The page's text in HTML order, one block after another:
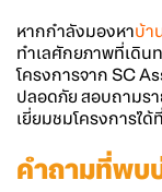
หากกำลังมองหาบ้า
ทำเลศักยภาพที่เดิน
โครงการจาก SC
ปลอดภัย สอบถามรา
เยี่ยมชมโครงการได้
คำถามที่พบ